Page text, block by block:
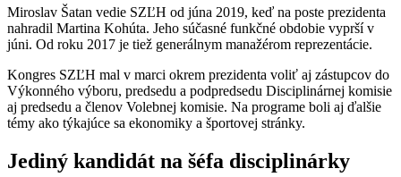
Miroslav Šatan vedie SZĽH od júna 2019, keď na poste prezidenta
nahradil Martina Kohúta. Jeho súčasné funkčné obdobie vyprší v
júni. Od roku 2017 je tiež generálnym manažérom reprezentácie.
Kongres SZĽH mal v marci okrem prezidenta voliť aj zástupcov do
Výkonného výboru, predsedu a podpredsedu Disciplinárnej komisie
aj predsedu a členov Volebnej komisie. Na programe boli aj ďalšie
témy ako týkajúce sa ekonomiky a športovej stránky.
Jediný kandidát na šéfa disciplinárky